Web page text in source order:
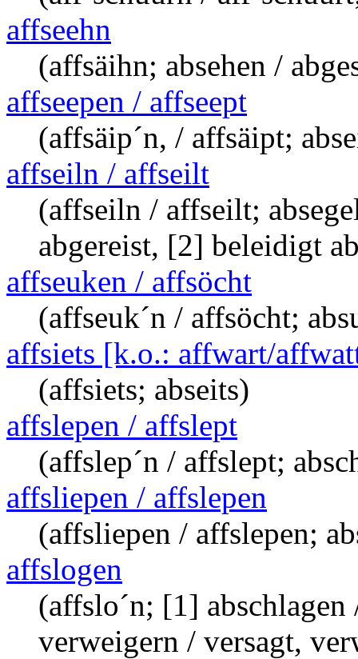
affseehn
(affsäihn; absehen /
affseepen / affseept
(affsäip´n, / affsäipt;
affseiln / affseilt
(affseiln / affseilt;
abgereist, [2] beleidigt
affseuken / affsöcht
(affseuk´n / affsöcht;
affsiets [k.o.: affwart/
(affsiets; abseits)
affslepen / affslept
(affslep´n / affslept;
affsliepen / affslepen
(affsliepen / affslepen;
affslogen
(affslo´n; [1] abschlagen
verweigern / versagt,